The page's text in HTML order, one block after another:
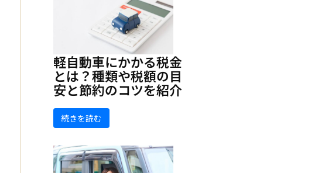
軽自動車にかかる税金
とは？種類や税額の目
安と節約のコツを紹介
続きを読む